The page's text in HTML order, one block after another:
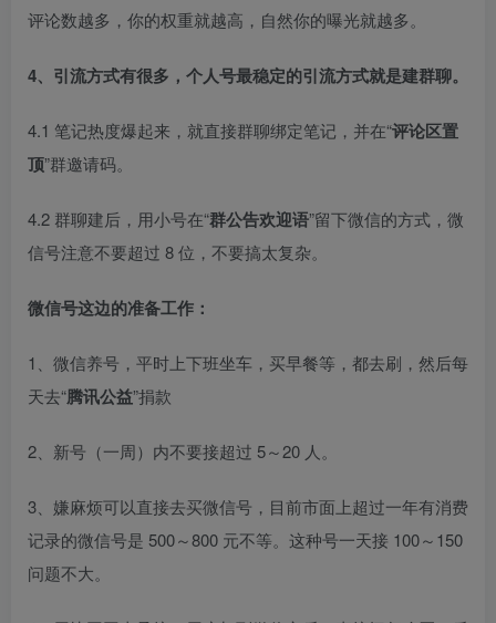
评论数越多，你的权重就越高，自然你的曝光就越多。​
4、引流方式有很多，个人号最稳定的引流方式就是建群聊。
4.1 笔记热度爆起来，就直接群聊绑定笔记，并在“评论区置
顶”群邀请码。​
4.2 群聊建后，用小号在“群公告欢迎语”留下微信的方式，微
信号注意不要超过 8 位，不要搞太复杂。​
微信号这边的准备工作：​
1、微信养号，平时上下班坐车，买早餐等，都去刷，然后每
天去“腾讯公益”捐款​
2、新号（一周）内不要接超过 5～20 人。​
3、嫌麻烦可以直接去买微信号，目前市面上超过一年有消费
记录的微信号是 500～800 元不等。这种号一天接 100～150
问题不大。​